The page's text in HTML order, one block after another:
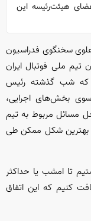
هیئت‌رئیسه این
سخنگوی فدراسیون
تیم ملی فوتبال ایران
که شب گذشته رئیس
سوی بخش‌های اجرایی،
مسائل مربوط به تیم
بهترین شکل ممکن طی
تا امشب یا حداکثر
کنیم که این اتفاق